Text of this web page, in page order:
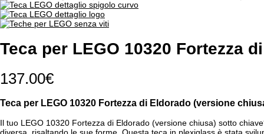
Teca per LEGO 10320 Fortezza
137.00€
Teca per LEGO 10320 Fortezza di Eldorado (versione
Il tuo LEGO 10320 Fortezza di Eldorado (versione chiusa) sotto